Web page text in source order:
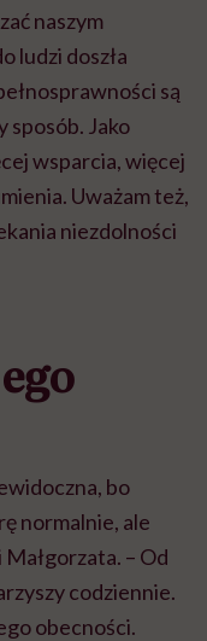
naszym
ludzi doszła
są
sposób. Jako
wsparcia, więcej
Uważam też,
niezdolności
bo
normalnie, ale
– Od
codziennie.
obecności.